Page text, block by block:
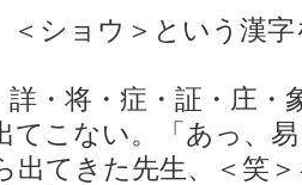
ショウ＞という漢字
詳・将・症・証・庄
てこない。「あっ、
出てきた先生、＜笑